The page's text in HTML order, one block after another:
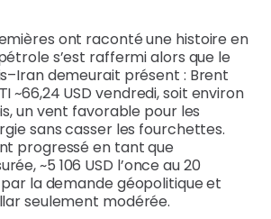
ont raconté une histoire en
s’est raffermi alors que le
demeurait présent : Brent
~66,24 USD vendredi, soit environ
un vent favorable pour les
sans casser les fourchettes.
progressé en tant que
~5 106 USD l’once au 20
la demande géopolitique et
seulement modérée.